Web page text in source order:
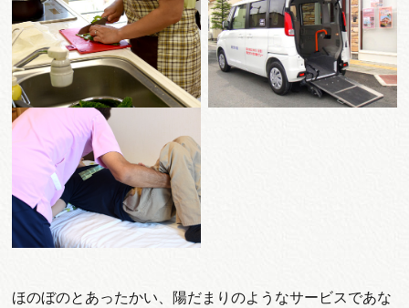
ほのぼのとあったかい、陽だまりのようなサービスであな